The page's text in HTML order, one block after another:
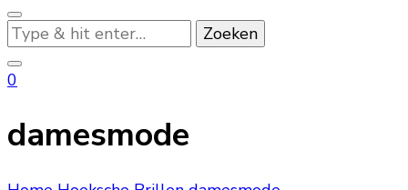
Op
zoek
naar
0
damesmode